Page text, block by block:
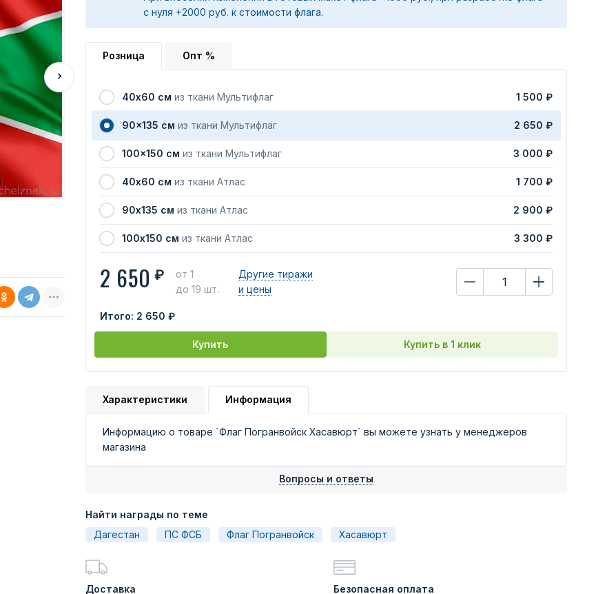
с нуля +2000 руб. к стоимости флага.
Розница Опт %
40х60 см из ткани Мультифлаг 1 500 ₽
90x135 см из ткани Мультифлаг 2 650 ₽
100x150 см из ткани Мультифлаг 3 000 ₽
40х60 см из ткани Атлас 1 700 ₽
90х135 см из ткани Атлас 2 900 ₽
100х150 см из ткани Атлас 3 300 ₽
2 650 ₽
от 1
до 19 шт.
Другие тиражи
и цены
Итого: 2 650 ₽
Купить Купить в 1 клик
Характеристики Информация
Информацию о товаре `Флаг Погранвойск Хасавюрт` вы можете узнать у менеджеров
магазина
Вопросы и ответы
Найти награды по теме
Дагестан
ПС ФСБ Флаг Погранвойск Хасавюрт
Доставка
Безопасная оплата